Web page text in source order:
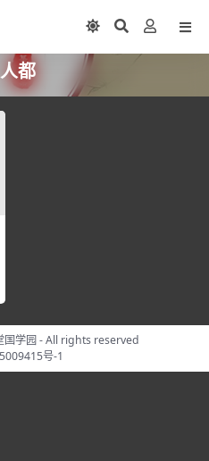
都
国学园- All rights reserved
号-1